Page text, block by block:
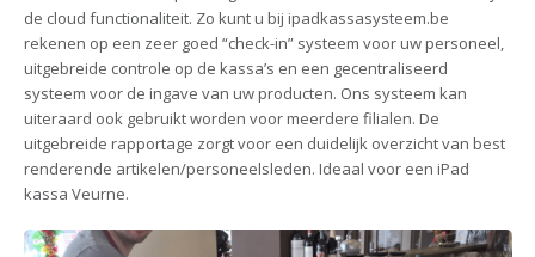
de cloud functionaliteit. Zo kunt u bij ipadkassasysteem.be
rekenen op een zeer goed “check-in” systeem voor uw personeel,
uitgebreide controle op de kassa’s en een gecentraliseerd
systeem voor de ingave van uw producten. Ons systeem kan
uiteraard ook gebruikt worden voor meerdere filialen. De
uitgebreide rapportage zorgt voor een duidelijk overzicht van best
renderende artikelen/personeelsleden. Ideaal voor een iPad
kassa Veurne.